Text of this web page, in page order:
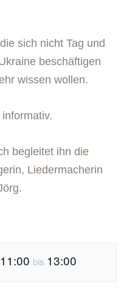
sich nicht Tag und
beschäftigen
wissen wollen.
begleitet ihn die
Liedermacherin
11:00 bis 13:00